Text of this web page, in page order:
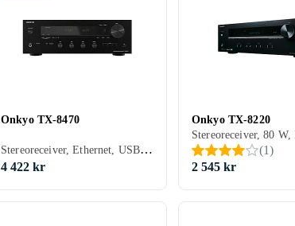
Onkyo TX-8470
Stereoreceiver, Ethernet, USB, HDMI, Phono-indgang, 2, Apple AirPlay, Bluetooth, Understøttelse af internetradio, Indbygget Wi-Fi, Indbygget D/A-konverter
4 422 kr
Onkyo TX-8220
(1)
2 545 kr